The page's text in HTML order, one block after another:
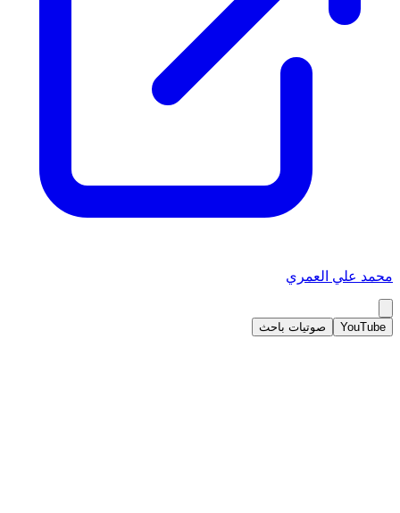
محمد علي العمري
YouTube صوتيات باحث